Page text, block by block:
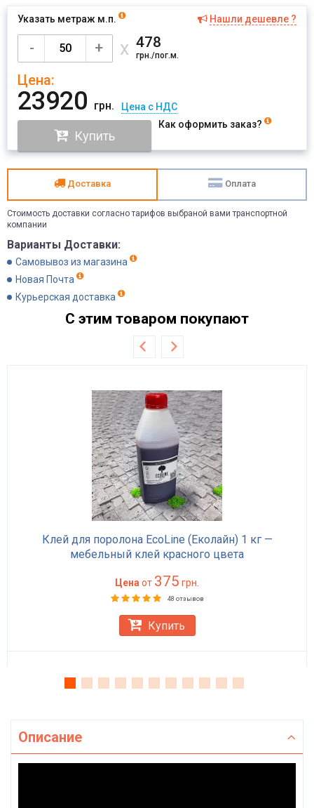
Указать метраж м.п. Нашли дешевле ?
- + х 478
грн./пог.м.
Цена:
23920 грн. Цена с НДС
Купить
Как оформить заказ?
Доставка Оплата
Стоимость доставки согласно тарифов выбраной вами транспортной
компании
Варианты Доставки:
Самовывоз из магазина
Новая Почта
Курьерская доставка
С этим товаром покупают
Клей для поролона EcoLine (Еколайн) 1 кг —
мебельный клей красного цвета
Цена от 375 грн.
48 отзывов
Купить
Описание